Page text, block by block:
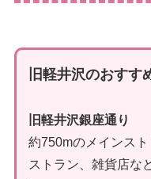
旧軽井沢のおすす
旧軽井沢銀座通り
約750mのメインス
ストラン、雑貨店な